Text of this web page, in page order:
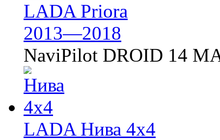
LADA Priora
2013—2018
NaviPilot DROID 14
LADA Нива 4х4